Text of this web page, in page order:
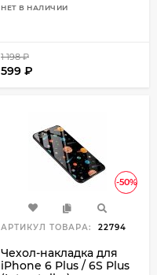
НЕТ В НАЛИЧИИ
1 198₽
599 ₽
-50%
АРТИКУЛ ТОВАРА: 22794
Чехол-накладка для
iPhone 6 Plus / 6S Plus